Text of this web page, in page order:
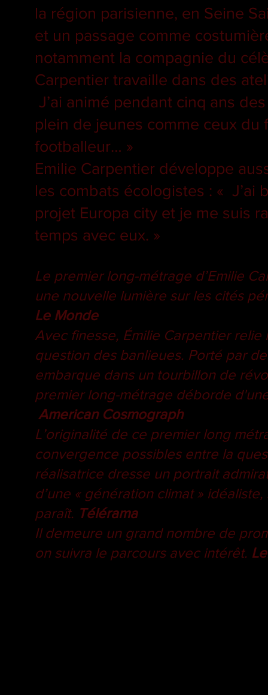
la région parisienne, en Seine
et un passage comme
notamment la compagnie du
Carpentier travaille dans des
J’ai animé pendant cinq ans
plein de jeunes comme ceux
footballeur… »
Emilie Carpentier développe
les combats écologistes : «
projet Europa city et je me suis
temps avec eux. »
Le premier long-métrage d’Emilie
une nouvelle lumière sur les cités
Le Monde
Avec finesse, Émilie Carpentier
question des banlieues. Porté par
embarque dans un tourbillon de
premier long-métrage déborde
American Cosmograph
L’originalité de ce premier long
convergence possibles entre la
réalisatrice dresse un portrait
d’une « génération climat »
paraît. Télérama
Il demeure un grand nombre de
on suivra le parcours avec intérêt.